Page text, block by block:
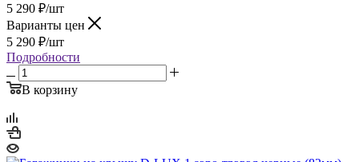
5 290 ₽/шт
Варианты цен
5 290 ₽/шт
Подробности
В корзину